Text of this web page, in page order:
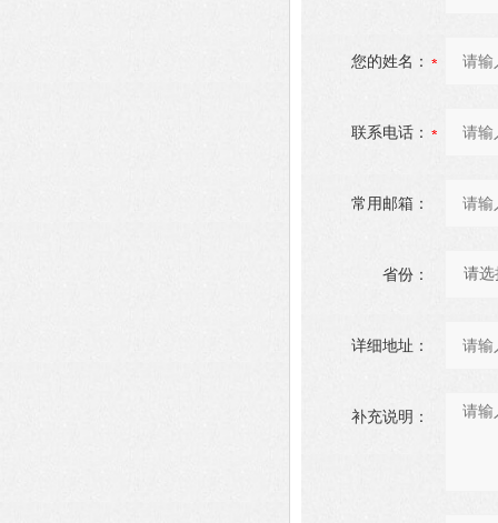
您的姓名：
联系电话：
常用邮箱：
省份：
详细地址：
补充说明：